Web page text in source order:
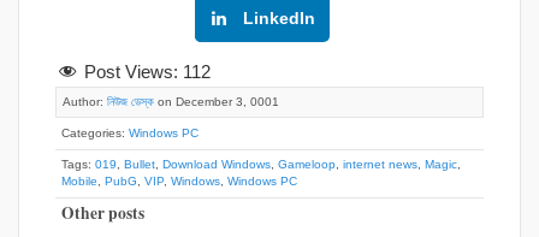
LinkedIn
Post Views: 112
Author: নিউজ ডেস্ক on December 3, 0001
Categories: Windows PC
Tags: 019, Bullet, Download Windows, Gameloop, internet news, Magic,
Mobile, PubG, VIP, Windows, Windows PC
Other posts